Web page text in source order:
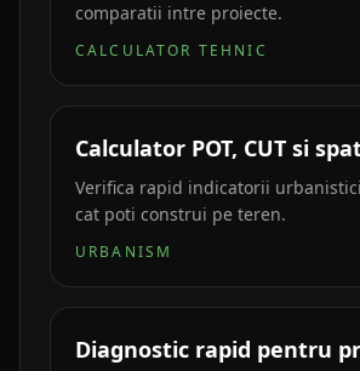
comparatii intre proiecte.
CALCULATOR TEHNIC
Calculator POT, CUT si
Verifica rapid indicatorii
cat poti construi pe teren.
URBANISM
Diagnostic rapid pentru